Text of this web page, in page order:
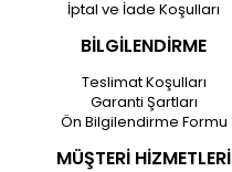
İptal ve İade Koşulları
BİLGİLENDİRME
Teslimat Koşulları
Garanti Şartları
Ön Bilgilendirme Formu
MÜŞTERİ HİZMETLERİ